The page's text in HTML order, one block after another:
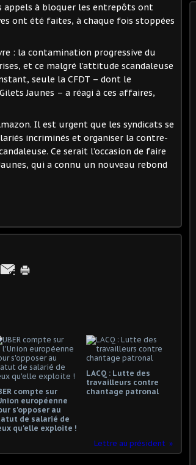
appels à bloquer les entrepôts ont
ont été faites, à chaque fois stoppées
: la contamination progressive du
et ce malgré l’attitude scandaleuse
seule la CFDT – dont le
Jaunes – a réagi à ces affaires,
Il est urgent que les syndicats se
incriminés et organiser la contre-
Ce serait l’occasion de faire
qui a connu un nouveau rebond
compte sur
européenne
s'opposer au
de salarié de
qu'elle exploite !
LACQ : Lutte des
travailleurs contre
chantage patronal
Lettre au président